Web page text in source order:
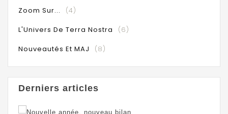
Zoom Sur...
(4)
L'Univers De Terra Nostra
(6)
Nouveautés Et MAJ
(8)
Derniers articles